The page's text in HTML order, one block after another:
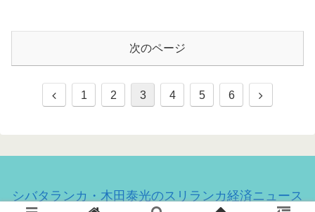
次のページ
1 2 3 4 5 6
シバタランカ・木田泰光のスリランカ経済ニュース